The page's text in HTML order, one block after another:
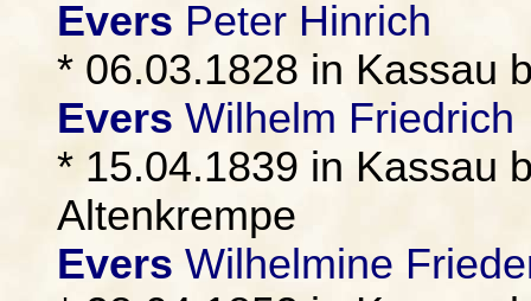
Evers Peter Hinrich
* 06.03.1828 in Kassau
Evers Wilhelm Friedrich
* 15.04.1839 in Kassau
Altenkrempe
Evers Wilhelmine